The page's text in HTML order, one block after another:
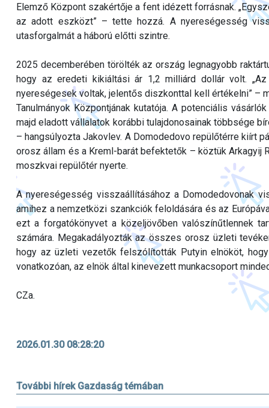
Elemző Központ szakértője a fent idézett forrásnak.
az adott eszközt” – tette hozzá. A nyereségesség
utasforgalmát a háború előtti szintre.
2025 decemberében törölték az ország legnagyobb
hogy az eredeti kikiáltási ár 1,2 milliárd dollár volt.
nyereségesek voltak, jelentős diszkonttal kell értékelni” –
Tanulmányok Központjának kutatója. A potenciális
majd eladott vállalatok korábbi tulajdonosainak többsége
– hangsúlyozta Jakovlev. A Domodedovo repülőtérre kiírt
orosz állam és a Kreml-barát befektetők – köztük Arkagyij
moszkvai repülőtér nyerte.
A nyereségesség visszaállításához a Domodedovonak
amihez a nemzetközi szankciók feloldására és az
ezt a forgatókönyvet a közeljövőben valószínűtlennek
számára. Megakadályozták az összes orosz üzleti
hogy az üzleti vezetők felszólították Putyin elnököt,
vonatkozóan, az elnök által kinevezett munkacsoport
CZa.
2026.01.30 08:28:20
További hírek Gazdaság témában